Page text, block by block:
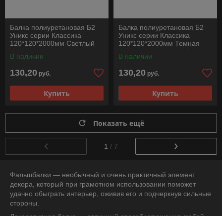
Балка полиуретановая Б2
Уникс серии Классика
120*120*2000мм Светлый
В наличии
130,20 руб.
Купить
Балка полиуретановая Б2
Уникс серии Классика
120*120*2000мм Темная
В наличии
130,20 руб.
Купить
Показать ещё
1 / 7
Фальшбалки — необычный и очень практичный элемент
декора, который при грамотном использовании поможет
удачно обыграть интерьер, оживив его и подчеркнув сильные
стороны.